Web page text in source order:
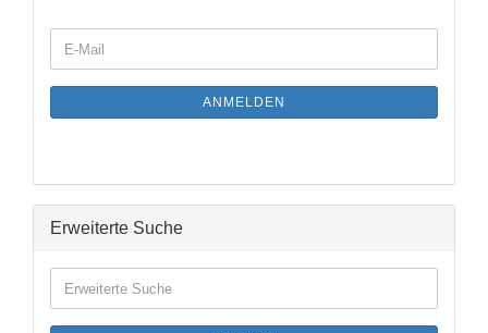
ZUR
E-
Mail
ANMELDEN
Erweiterte Suche
Suche